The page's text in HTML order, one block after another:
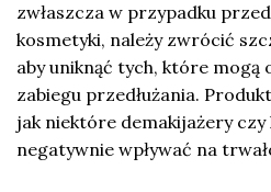
zwłaszcza w przypadku
kosmetyki, należy zwrócić
aby uniknąć tych, które mogą
zabiegu przedłużania.
jak niektóre demakijażery czy
negatywnie wpływać na